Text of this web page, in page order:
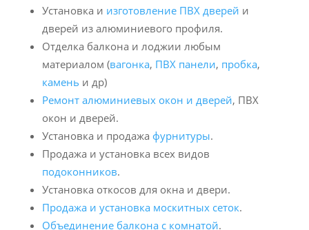
Установка и изготовление ПВХ дверей и
дверей из алюминиевого профиля.
Отделка балкона и лоджии любым
материалом (вагонка, ПВХ панели, пробка,
камень и др)
Ремонт алюминиевых окон и дверей, ПВХ
окон и дверей.
Установка и продажа фурнитуры.
Продажа и установка всех видов
подоконников.
Установка откосов для окна и двери.
Продажа и установка москитных сеток.
Объединение балкона с комнатой.